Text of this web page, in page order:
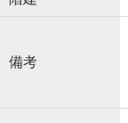
備考